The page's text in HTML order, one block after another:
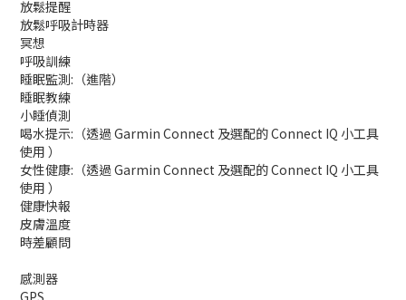
放鬆提醒
放鬆呼吸計時器
冥想
呼吸訓練
睡眠監測:（進階）
睡眠教練
小睡偵測
喝水提示:（透過 Garmin Connect 及選配的 Connect IQ 小工具
使用 ）
女性健康:（透過 Garmin Connect 及選配的 Connect IQ 小工具
使用 ）
健康快報
皮膚溫度
時差顧問
感測器
GPS